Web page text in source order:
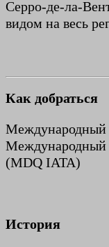
Серро-де-ла-
видом на весь
Как добраться
Международный
(MDQ IATA)
История